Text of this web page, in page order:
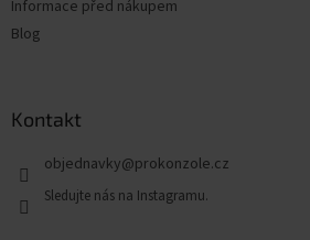
Informace před nákupem
Blog
Kontakt
objednavky@prokonzole.cz